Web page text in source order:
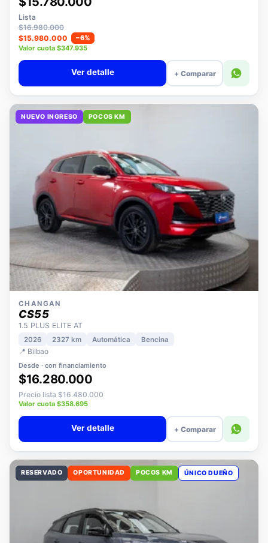
$15.780.000
Lista
$16.980.000
$15.980.000
−6%
Valor cuota $347.935
+ Comparar
CHANGAN
CS55
1.5 PLUS ELITE AT
2026
📍 Bilbao
Desde · con financiamiento
$16.280.000
Precio lista $16.480.000
Valor cuota $358.695
+ Comparar
RESERVADO OPORTUNIDAD POCOS KM